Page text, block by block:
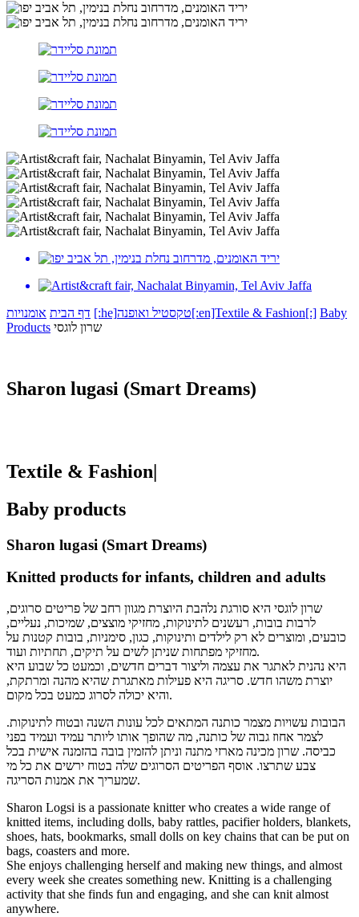
דף הבית אומנויות [:he]טקסטיל ואופנה[:en]Textile & Fashion[:] Baby
Products שרון לוגסי
Sharon lugasi (Smart Dreams)
Textile & Fashion|
Baby products
Sharon lugasi (Smart Dreams)
Knitted products for infants, children and adults
שרון לוגסי היא סורגת נלהבת היוצרת מגוון רחב של פריטים סרוגים,
לרבות בובות, רעשנים לתינוקות, מחזיקי מוצצים, שמיכות, נעליים,
כובעים, ומוצרים לא רק לילדים ותינוקות, כגון, סימניות, בובות קטנות על
מחזיקי מפתחות שניתן לשים על תיקים, תחתיות ועוד.
היא נהנית לאתגר את עצמה וליצור דברים חדשים, וכמעט כל שבוע היא
יוצרת משהו חדש. סריגה היא פעילות מאתגרת שהיא מהנה ומרתקת,
והיא יכולה לסרוג כמעט בכל מקום.
הבובות עשויות מצמר כותנה המתאים לכל עונות השנה ובטוח לתינוקות.
לצמר אחוז גבוה של כותנה, מה שהופך אותו ליותר עמיד ועמיד בפני
כביסה. שרון מכינה מארזי מתנה וניתן להזמין בובה בהזמנה אישית בכל
צבע שתרצו. אוסף הפריטים הסרוגים שלה בטוח ירשים את כל מי
שמעריך את אמנות הסריגה.
Sharon Logsi is a passionate knitter who creates a wide range of
knitted items, including dolls, baby rattles, pacifier holders, blankets,
shoes, hats, bookmarks, small dolls on key chains that can be put on
bags, coasters and more.
She enjoys challenging herself and making new things, and almost
every week she creates something new. Knitting is a challenging
activity that she finds fun and engaging, and she can knit almost
anywhere.